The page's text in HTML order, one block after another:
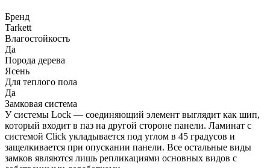
Бренд
Tarkett
Влагостойкость
Да
Порода дерева
Ясень
Для теплого пола
Да
Замковая система
У системы Lock — соединяющий элемент выглядит как шип,
который входит в паз на другой стороне панели. Ламинат с
системой Click укладывается под углом в 45 градусов и
защелкивается при опускании панели. Все остальные виды
замков являются лишь репликациями основных видов с